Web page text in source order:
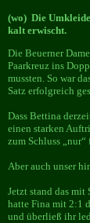
(wo) Die
kalt erwischt.
Die Beuerner
Paarkreuz ins
mussten. So war
Satz erfolgreich
Dass Bettina
einen starken
zum Schluss
Aber auch unser
Jetzt stand das
hatte Fina mit 2:1
und überließ ihr